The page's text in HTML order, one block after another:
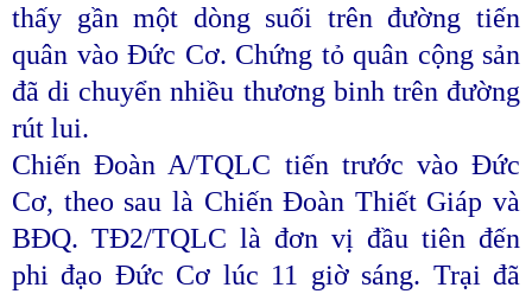
thấy gần một dòng suối trên đường tiến
quân vào Đức Cơ. Chứng tỏ quân cộng sản
đã di chuyển nhiều thương binh trên đường
rút lui.
Chiến Đoàn A/TQLC tiến trước vào Đức
Cơ, theo sau là Chiến Đoàn Thiết Giáp và
BĐQ. TĐ2/TQLC là đơn vị đầu tiên đến
phi đạo Đức Cơ lúc 11 giờ sáng. Trại đã